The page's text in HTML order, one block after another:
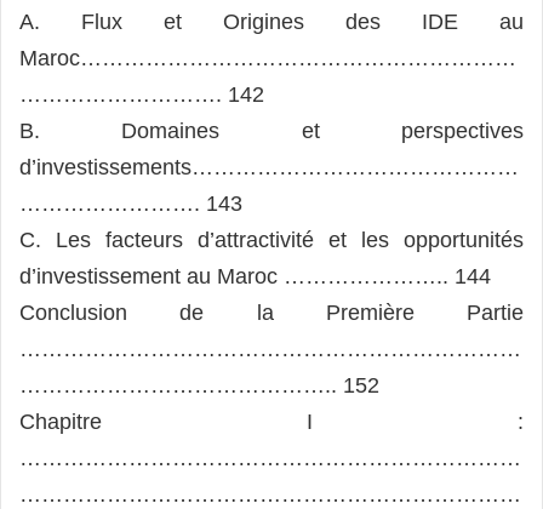
A. Flux et Origines des IDE au
Maroc……………………………………………………
………………………. 142
B. Domaines et perspectives
d’investissements………………………………………
……………………. 143
C. Les facteurs d’attractivité et les opportunités
d’investissement au Maroc ………………….. 144
Conclusion de la Première Partie
……………………………………………………………
…………………………………….. 152
Chapitre I :
……………………………………………………………
……………………………………………………………